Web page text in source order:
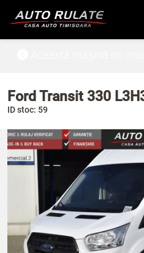
Ford Transit 330
ID stoc: 59